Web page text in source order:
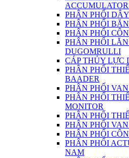
PHÂN PHỐI
PHÂN PHỐI
PHÂN PHỐI
PHÂN PHỐI
DUGOMRULLI
CÁP THỦY LỰC
PHÂN PHỐI
BAADER
PHÂN PHỐI
PHÂN PHỐI
MONITOR
PHÂN PHỐI
PHÂN PHỐI
PHÂN PHỐI
PHÂN PHỐI
NAM